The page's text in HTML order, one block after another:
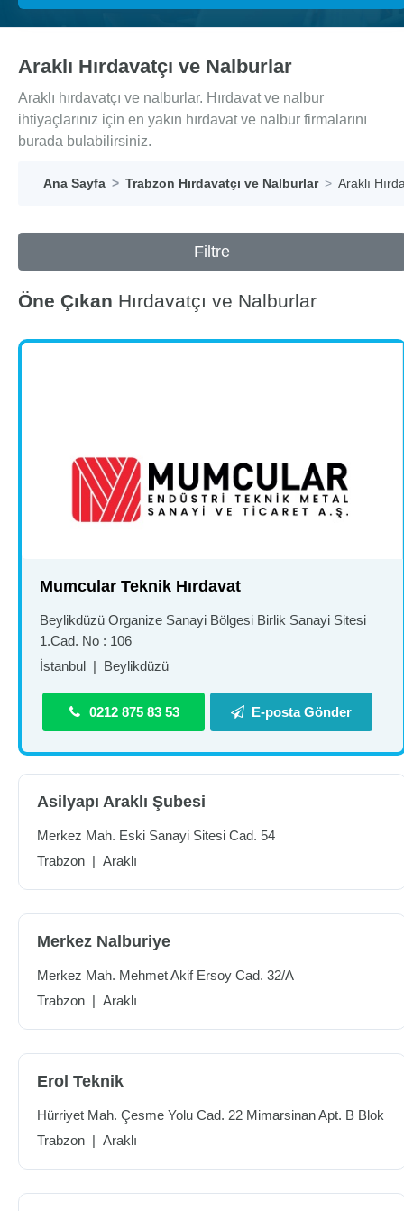
Araklı Hırdavatçı ve Nalburlar
Araklı hırdavatçı ve nalburlar. Hırdavat ve nalbur
ihtiyaçlarınız için en yakın hırdavat ve nalbur firmalarını
burada bulabilirsiniz.
Ana Sayfa Trabzon Hırdavatçı ve Nalburlar Araklı
Filtre
Öne Çıkan Hırdavatçı ve Nalburlar
Mumcular Teknik Hırdavat
Beylikdüzü Organize Sanayi Bölgesi Birlik Sanayi Sitesi
1.Cad. No : 106
İstanbul | Beylikdüzü
0212 875 83 53 E-posta Gönder
Asilyapı Araklı Şubesi
Merkez Mah. Eski Sanayi Sitesi Cad. 54
Trabzon | Araklı
Merkez Nalburiye
Merkez Mah. Mehmet Akif Ersoy Cad. 32/A
Trabzon | Araklı
Erol Teknik
Hürriyet Mah. Çesme Yolu Cad. 22 Mimarsinan Apt. B Blok
Trabzon | Araklı